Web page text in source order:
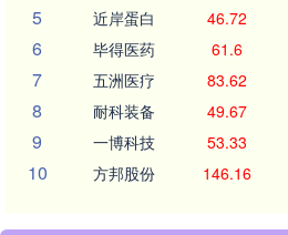
5 近岸蛋白 46.72
6 毕得医药 61.6
7 五洲医疗 83.62
8 耐科装备 49.67
9 一博科技 53.33
10 方邦股份 146.16